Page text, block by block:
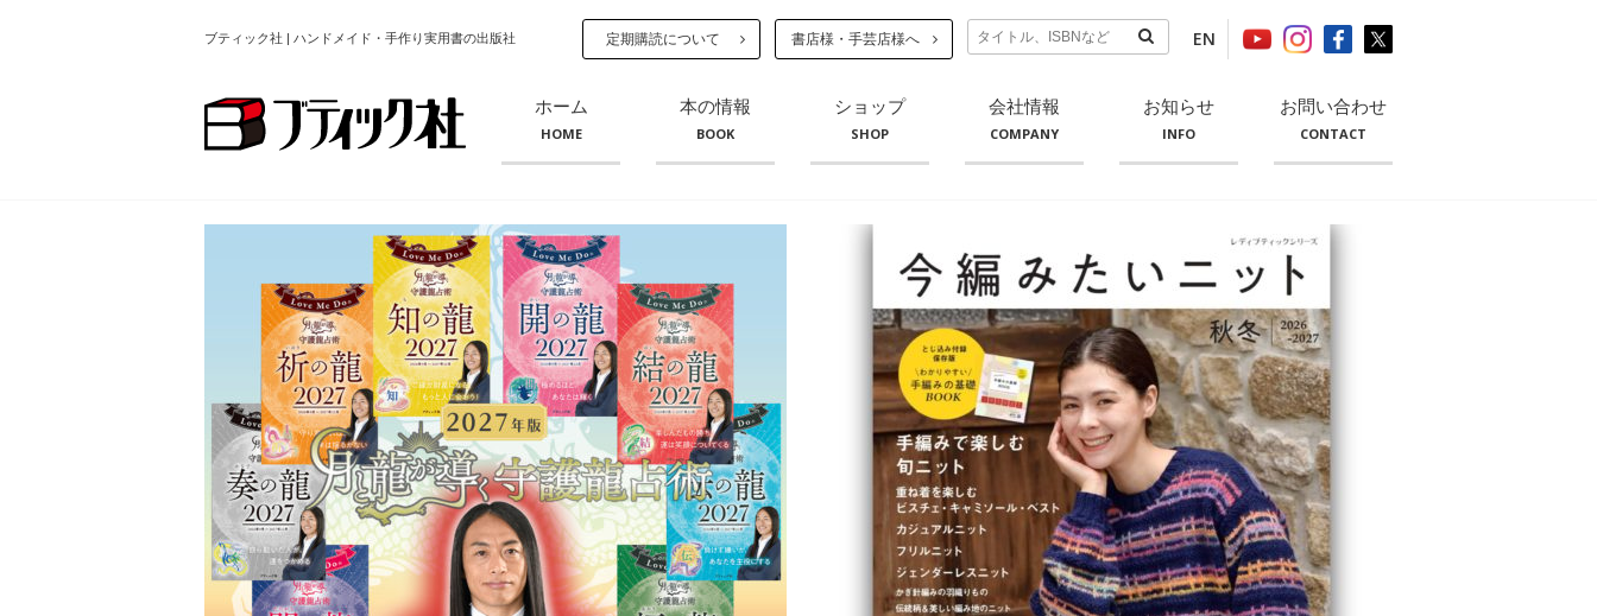
ブティック社 | ハンドメイド・手作り実用書の出版社 定期購読について 書店様・手芸店様へ EN
ホーム
HOME
本の情報
BOOK
ショップ
SHOP
会社情報
COMPANY
お知らせ
INFO
お問い合わせ
CONTACT